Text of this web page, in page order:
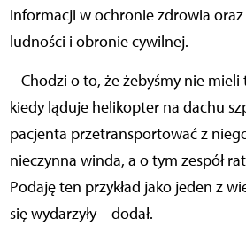
informacji w ochronie zdrowia
ludności i obronie cywilnej.
– Chodzi o to, że żebyśmy nie mieli
kiedy ląduje helikopter na dachu
pacjenta przetransportować z
nieczynna winda, a o tym zespół
Podaję ten przykład jako jeden z
się wydarzyły – dodał.